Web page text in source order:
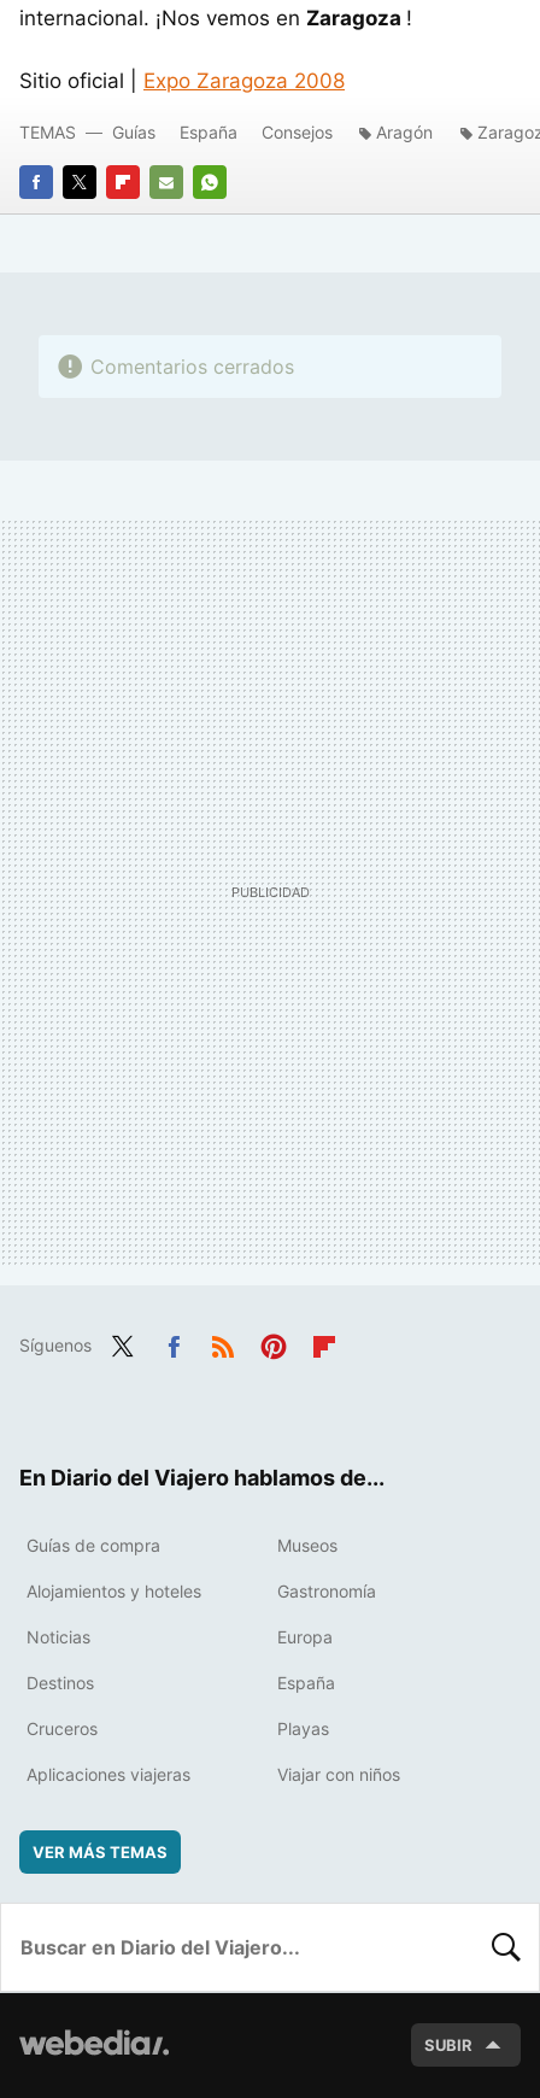
internacional. ¡Nos vemos en Zaragoza !
Sitio oficial | Expo Zaragoza 2008
FACEBOOK
TWITTERFLIPBOARD
E-
WHATSAPP
TEMAS Guías España Consejos Aragón
Comentarios cerrados
Síguenos
En Diario del Viajero hablamos de...
Guías de compra Museos
Alojamientos y hoteles Gastronomía
Noticias Europa
Destinos España
Cruceros Playas
Aplicaciones viajeras Viajar con niños
VER MÁS TEMAS
SUBIR